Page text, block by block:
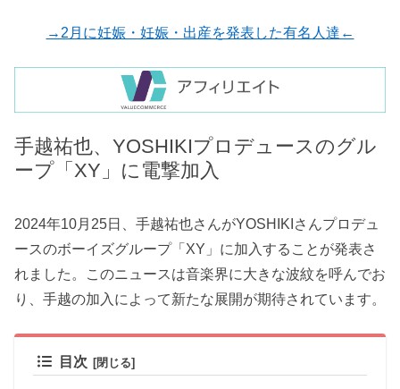
→2月に妊娠・妊娠・出産を発表した有名人達←
手越祐也、YOSHIKIプロデュースのグル
ープ「XY」に電撃加入
2024年10月25日、手越祐也さんがYOSHIKIさんプロデュ
ースのボーイズグループ「XY」に加入することが発表さ
れました。このニュースは音楽界に大きな波紋を呼んでお
り、手越の加入によって新たな展開が期待されています。
目次